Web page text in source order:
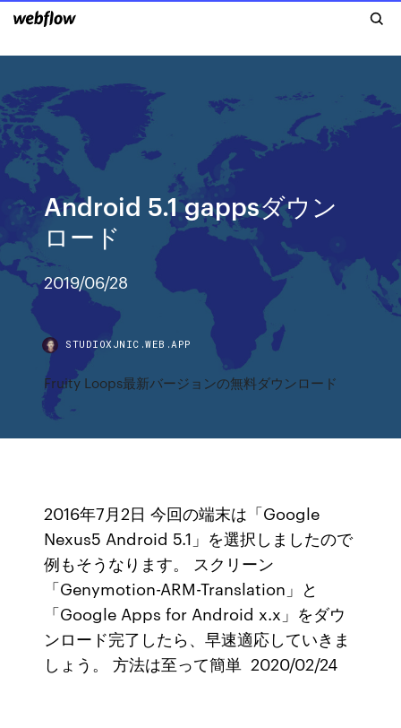
Android 5.1 gappsダウン
ロード
2019/06/28
STUDIOXJNIC.WEB.APP
Fruity Loops最新バージョンの無料ダウンロード
2016年7月2日 今回の端末は「Google
Nexus5 Android 5.1」を選択しましたので
例もそうなります。 スクリーン
「Genymotion-ARM-Translation」と
「Google Apps for Android x.x」をダウ
ンロード完了したら、早速適応していきま
しょう。 方法は至って簡単 2020/02/24